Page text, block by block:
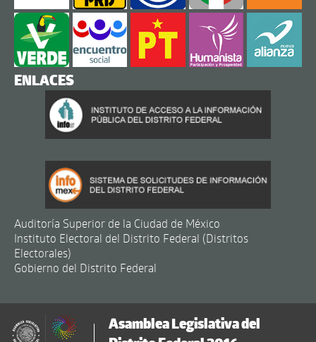
ENLACES
Auditoría Superior de la Ciudad de México
Instituto Electoral del Distrito Federal (Distritos
Electorales)
Gobierno del Distrito Federal
Asamblea Legislativa del